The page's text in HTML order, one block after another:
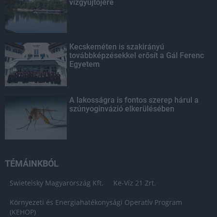
vízgyűjtőjére
Kecskeméten is szakirányú
továbbképzésekkel erősít a Gál Ferenc
Egyetem
A lakosságra is fontos szerep hárul a
szúnyoginvázió elkerülésében
TÉMÁINKBÓL
Swietelsky Magyarország Kft. Ke-Víz 21 Zrt.
Környezeti és Energiahatékonysági Operatív Program
(KEHOP)